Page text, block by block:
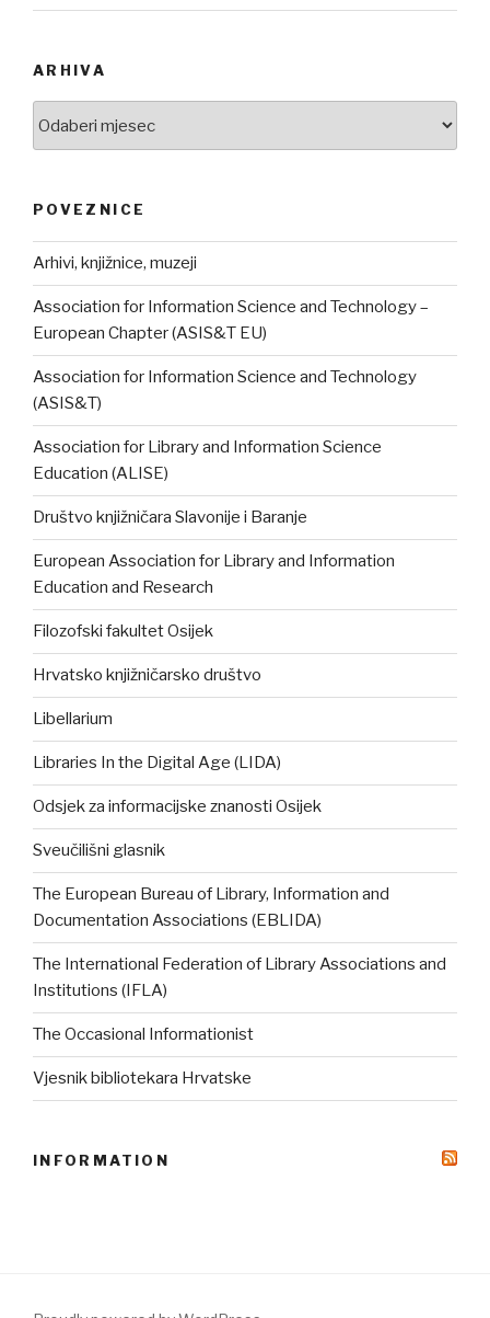
ARHIVA
POVEZNICE
Arhivi, knjižnice, muzeji
Association for Information Science and Technology –
European Chapter (ASIS&T EU)
Association for Information Science and Technology
(ASIS&T)
Association for Library and Information Science
Education (ALISE)
Društvo knjižničara Slavonije i Baranje
European Association for Library and Information
Education and Research
Filozofski fakultet Osijek
Hrvatsko knjižničarsko društvo
Libellarium
Libraries In the Digital Age (LIDA)
Odsjek za informacijske znanosti Osijek
Sveučilišni glasnik
The European Bureau of Library, Information and
Documentation Associations (EBLIDA)
The International Federation of Library Associations and
Institutions (IFLA)
The Occasional Informationist
Vjesnik bibliotekara Hrvatske
INFORMATION